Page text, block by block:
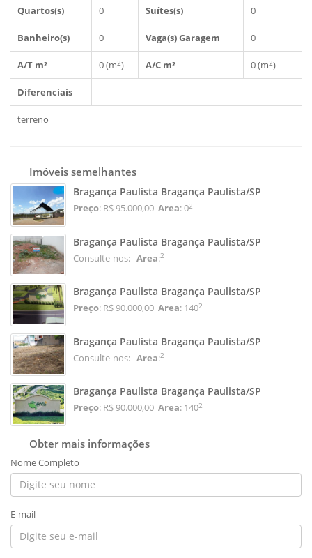
Quartos(s) 0 Suítes(s) 0
Banheiro(s) 0 Vaga(s) Garagem 0
A/T m² 0 (m2) A/C m² 0 (m2)
Diferenciais
terreno
Imóveis semelhantes
Bragança Paulista Bragança Paulista/SP
Preço: R$ 95.000,00 Area: 02
Bragança Paulista Bragança Paulista/SP
Consulte-nos: Area:2
Bragança Paulista Bragança Paulista/SP
Preço: R$ 90.000,00 Area: 1402
Bragança Paulista Bragança Paulista/SP
Consulte-nos: Area:2
Bragança Paulista Bragança Paulista/SP
Preço: R$ 90.000,00 Area: 1402
Obter mais informações
Nome Completo
E-mail